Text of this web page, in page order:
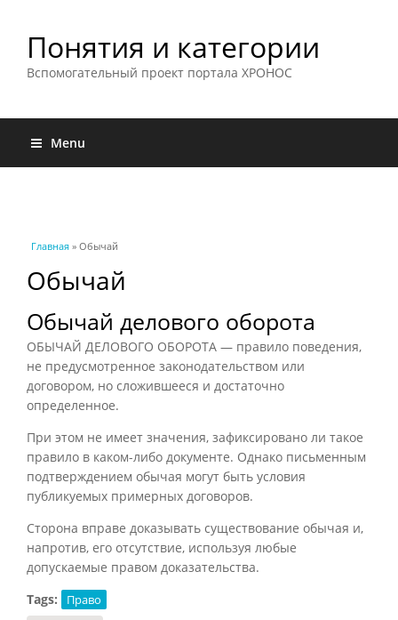
Понятия и категории
Вспомогательный проект портала ХРОНОС
Menu
Вы здесь
Главная » Обычай
Обычай
Обычай делового оборота
ОБЫЧАЙ ДЕЛОВОГО ОБОРОТА — правило поведения,
не предусмотренное законодательством или
договором, но сложившееся и достаточно
определенное.
При этом не имеет значения, зафиксировано ли такое
правило в каком-либо документе. Однако письменным
подтверждением обычая могут быть условия
публикуемых примерных договоров.
Сторона вправе доказывать существование обычая и,
напротив, его отсутствие, используя любые
допускаемые правом доказательства.
Tags:
Право